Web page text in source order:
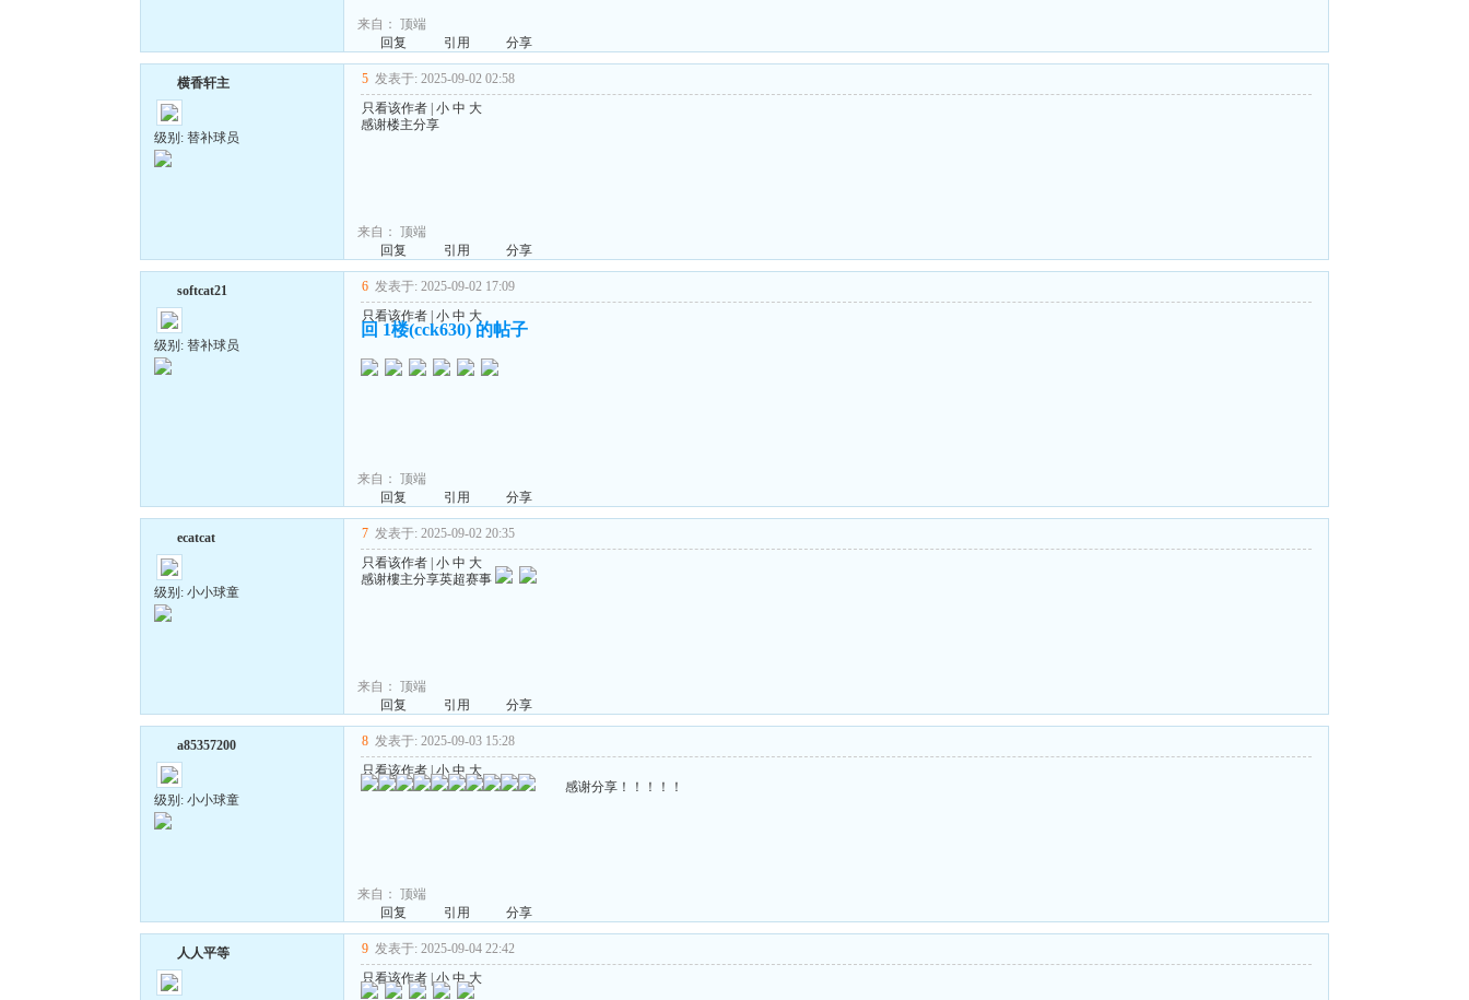
来自： 顶端
回复
引用 分享
横香轩主
级别: 替补球员
5 发表于: 2025-09-02 02:58
只看该作者| 小 中 大
感谢楼主分享
来自： 顶端
回复
引用 分享
softcat21
级别: 替补球员
6 发表于: 2025-09-02 17:09
只看该作者| 小 中 大
回 1楼(cck630) 的帖子
来自： 顶端
回复
引用 分享
ecatcat
级别: 小小球童
7 发表于: 2025-09-02 20:35
只看该作者| 小 中 大
感谢樓主分享英超赛事
来自： 顶端
回复
引用 分享
a85357200
级别: 小小球童
8 发表于: 2025-09-03 15:28
只看该作者|小 中 大
感谢分享！！！！！
来自： 顶端
回复
引用 分享
人人平等 9 发表于: 2025-09-04 22:42
只看该作者|小 中 大